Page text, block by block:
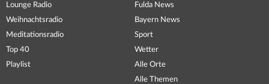
Lounge Radio
Weihnachtsradio
Meditationsradio
Top 40
Playlist
Fulda News
Bayern News
Sport
Wetter
Alle Orte
Alle Themen